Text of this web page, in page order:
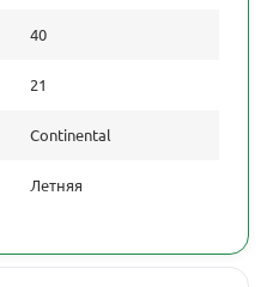
40
21
Continental
Летняя